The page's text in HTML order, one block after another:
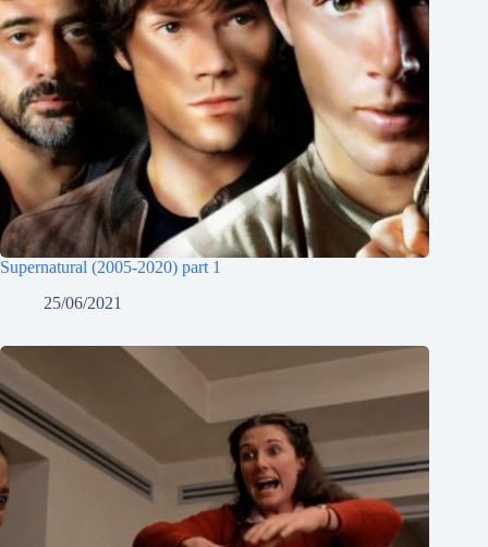
Supernatural (2005-2020) part 1
25/06/2021